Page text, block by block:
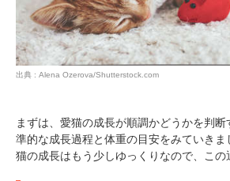
出典 : Alena Ozerova/Shutterstock.com
まずは、愛猫の成長が順調かどうかを判
準的な成長過程と体重の目安をみていき
猫の成長はもう少しゆっくりなので、この